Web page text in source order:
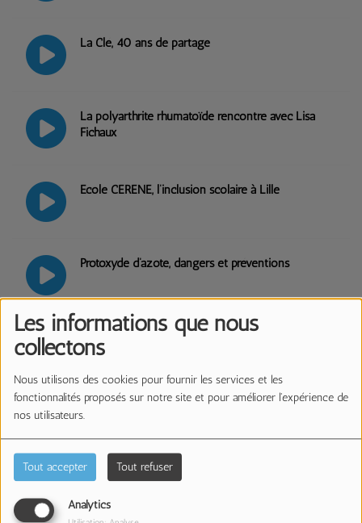
Les informations que nous
collectons
Nous utilisons des cookies pour fournir les services et les
fonctionnalités proposés sur notre site et pour améliorer l'expérience de
nos utilisateurs.
Tout accepter Tout refuser
Analytics
La Clé, 40 ans de partage
La polyarthrite rhumatoïde rencontre avec Lisa
Fichaux
Ecole CERENE, l’inclusion scolaire à Lille
Protoxyde d’azote, dangers et préventions
Morpho : l’exposition de toutes les formes
Van Gogh, l’expérience immersive à
Euratechnologies